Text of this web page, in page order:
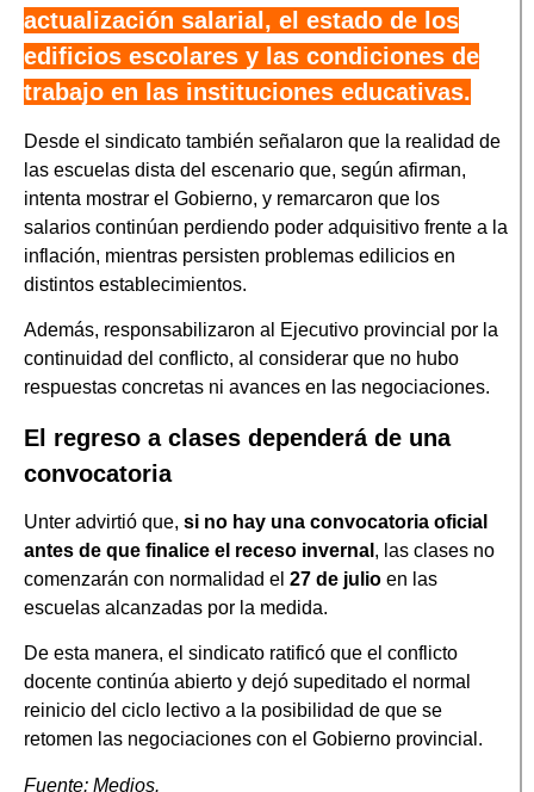
actualización salarial, el estado de los
edificios escolares y las condiciones de
trabajo en las instituciones educativas.
Desde el sindicato también señalaron que la realidad de
las escuelas dista del escenario que, según afirman,
intenta mostrar el Gobierno, y remarcaron que los
salarios continúan perdiendo poder adquisitivo frente a la
inflación, mientras persisten problemas edilicios en
distintos establecimientos.
Además, responsabilizaron al Ejecutivo provincial por la
continuidad del conflicto, al considerar que no hubo
respuestas concretas ni avances en las negociaciones.
El regreso a clases dependerá de una
convocatoria
Unter advirtió que, si no hay una convocatoria oficial
antes de que finalice el receso invernal , las clases no
comenzarán con normalidad el 27 de julio en las
escuelas alcanzadas por la medida.
De esta manera, el sindicato ratificó que el conflicto
docente continúa abierto y dejó supeditado el normal
reinicio del ciclo lectivo a la posibilidad de que se
retomen las negociaciones con el Gobierno provincial.
Fuente: Medios.